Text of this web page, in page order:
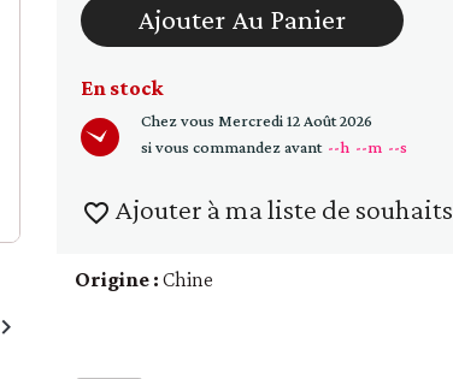

Ajouter Au Panier
En stock
Chez vous Mercredi 12 Août 2026
si vous commandez avant --h --m --s
favorite_border Ajouter à ma liste de souhaits
Origine : Chine